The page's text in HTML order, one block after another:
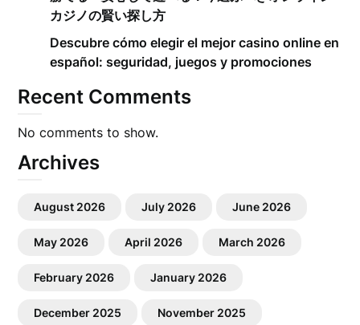
カジノの賢い探し方
Descubre cómo elegir el mejor casino online en
español: seguridad, juegos y promociones
Recent Comments
No comments to show.
Archives
August 2026 July 2026 June 2026
May 2026 April 2026 March 2026
February 2026 January 2026
December 2025 November 2025